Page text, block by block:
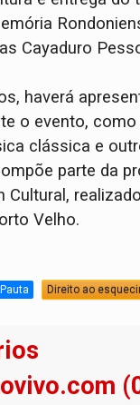
Cayaduro
haverá
o evento,
clássica e
parte da
Cultural,
Velho.
Direito ao